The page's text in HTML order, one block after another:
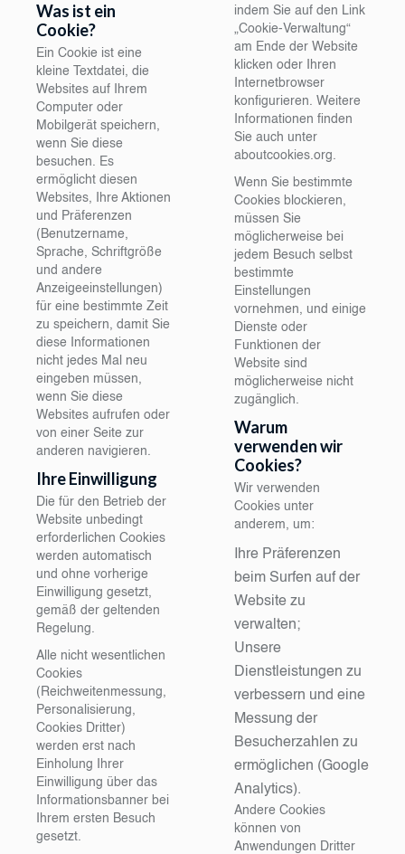
Was ist ein
Cookie?
Ein Cookie ist eine
kleine Textdatei, die
Websites auf Ihrem
Computer oder
Mobilgerät speichern,
wenn Sie diese
besuchen. Es
ermöglicht diesen
Websites, Ihre Aktionen
und Präferenzen
(Benutzername,
Sprache, Schriftgröße
und andere
Anzeigeeinstellungen)
für eine bestimmte Zeit
zu speichern, damit Sie
diese Informationen
nicht jedes Mal neu
eingeben müssen,
wenn Sie diese
Websites aufrufen oder
von einer Seite zur
anderen navigieren.
Ihre Einwilligung
Die für den Betrieb der
Website unbedingt
erforderlichen Cookies
werden automatisch
und ohne vorherige
Einwilligung gesetzt,
gemäß der geltenden
Regelung.
Alle nicht wesentlichen
Cookies
(Reichweitenmessung,
Personalisierung,
Cookies Dritter)
werden erst nach
Einholung Ihrer
Einwilligung über das
Informationsbanner bei
Ihrem ersten Besuch
gesetzt.
indem Sie auf den Link
„Cookie-Verwaltung“
am Ende der Website
klicken oder Ihren
Internetbrowser
konfigurieren. Weitere
Informationen finden
Sie auch unter
aboutcookies.org.
Wenn Sie bestimmte
Cookies blockieren,
müssen Sie
möglicherweise bei
jedem Besuch selbst
bestimmte
Einstellungen
vornehmen, und einige
Dienste oder
Funktionen der
Website sind
möglicherweise nicht
zugänglich.
Warum
verwenden wir
Cookies?
Wir verwenden
Cookies unter
anderem, um:
Ihre Präferenzen
beim Surfen auf der
Website zu
verwalten;
Unsere
Dienstleistungen zu
verbessern und eine
Messung der
Besucherzahlen zu
ermöglichen (Google
Analytics).
Andere Cookies
können von
Anwendungen Dritter